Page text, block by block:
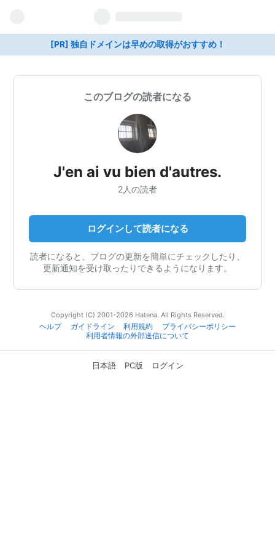
[PR] 独自ドメインは早めの取得がおすすめ！
このブログの読者になる
J'en ai vu bien d'autres.
2人の読者
ログインして読者になる
読者になると、ブログの更新を簡単にチェックしたり、
更新通知を受け取ったりできるようになります。
Copyright (C) 2001-2026 Hatena. All Rights Reserved.
ヘルプ
ガイドライン 利用規約
プライバシーポリシー
利用者情報の外部送信について
日本語 PC版 ログイン